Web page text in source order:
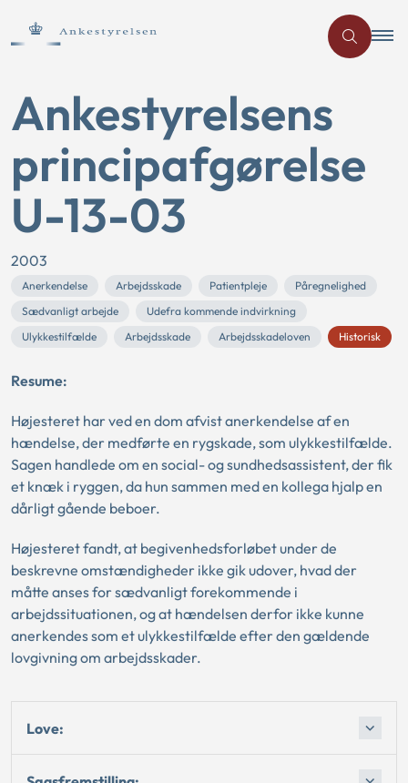
Ankestyrelsens
principafgørelse
U-13-03
2003
Anerkendelse Arbejdsskade Patientpleje
Påregnelighed
Sædvanligt arbejde
Udefra kommende indvirkning
Ulykkestilfælde
Arbejdsskade Arbejdsskadeloven Historisk
Resume:
Højesteret har ved en dom afvist anerkendelse af en
hændelse, der medførte en rygskade, som ulykkestilfælde.
Sagen handlede om en social- og sundhedsassistent, der fik
et knæk i ryggen, da hun sammen med en kollega hjalp en
dårligt gående beboer.
Højesteret fandt, at begivenhedsforløbet under de
beskrevne omstændigheder ikke gik udover, hvad der
måtte anses for sædvanligt forekommende i
arbejdssituationen, og at hændelsen derfor ikke kunne
anerkendes som et ulykkestilfælde efter den gældende
lovgivning om arbejdsskader.
Love: